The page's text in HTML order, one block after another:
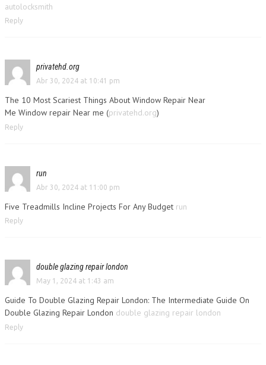
autolocksmith
Reply
privatehd.org
Abr 30, 2024 at 10:41 pm
The 10 Most Scariest Things About Window Repair Near
Me Window repair Near me (privatehd.org)
Reply
run
Abr 30, 2024 at 11:00 pm
Five Treadmills Incline Projects For Any Budget run
Reply
double glazing repair london
May 1, 2024 at 1:43 am
Guide To Double Glazing Repair London: The Intermediate Guide On
Double Glazing Repair London double glazing repair london
Reply